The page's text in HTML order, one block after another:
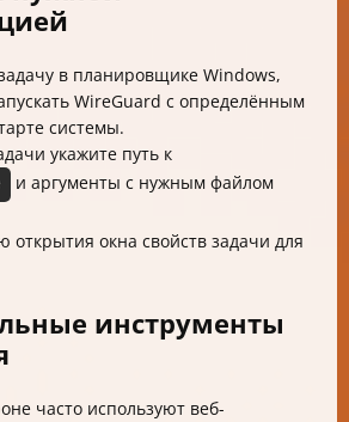
в планировщике Windows,
WireGuard с определённым
системы.
укажите путь к
и аргументы с нужным файлом
окна свойств задачи для
инструменты
часто используют веб-